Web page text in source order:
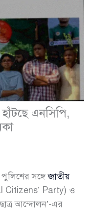
এনসিপি,
পুলিশের সঙ্গেজাতীয়
Citizens’ Party) ও
আন্দোলন’-এর